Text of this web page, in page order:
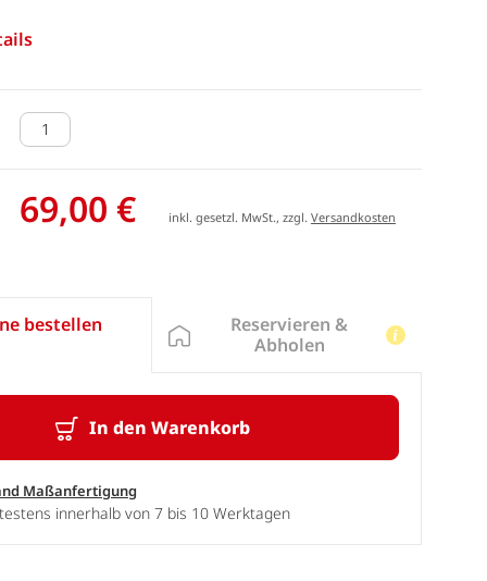
69,00 € inkl. gesetzl. MwSt., zzgl.Versandkosten
bestellen
In den Warenkorb
Maßanfertigung
innerhalb von 7 bis 10 Werktagen
Reservieren &
Abholen